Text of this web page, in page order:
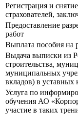
Регистрация и
страхователей,
Предоставление
работ
Выплата пособия на
Выдача выписки из
строительства,
муниципальных
вкладов) в уставных
Услуга по
обучения АО
участие в таких